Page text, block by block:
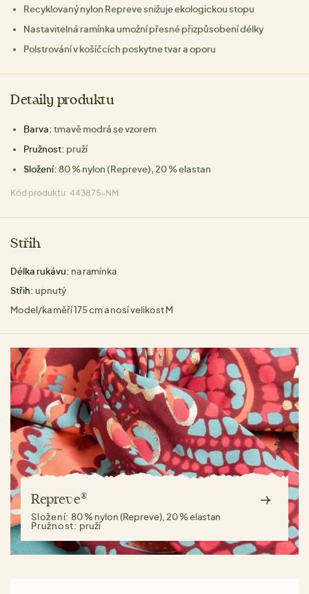
Recyklovaný nylon Repreve snižuje ekologickou stopu
Nastavitelná ramínka umožní přesné přizpůsobení délky
Polstrování v košíčcích poskytne tvar a oporu
Detaily produktu
Barva: tmavě modrá se vzorem
Pružnost: pruží
Složení: 80 % nylon (Repreve), 20 % elastan
Kód produktu: 443875-NM
Střih
Délka rukávu: na ramínka
Střih: upnutý
Model/ka měří 175 cm a nosí velikost M
Repreve®
Složení:80 % nylon (Repreve), 20 % elastan
Pružnost: pruží